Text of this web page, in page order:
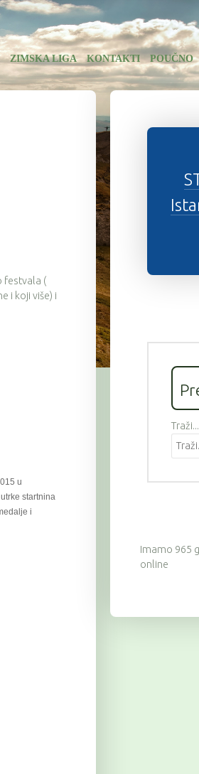
ZIMSKA LIGA KONTAKTI POUČNO
festvala (
i koji više) i
u
startnina
i
Traži...
Imamo 965
online